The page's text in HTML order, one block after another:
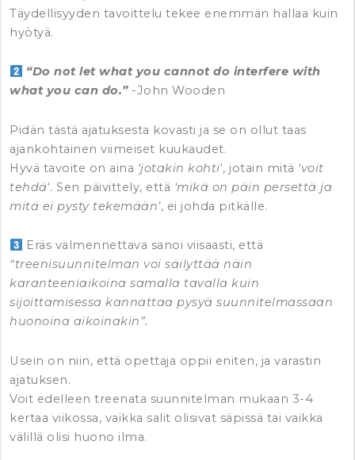
Täydellisyyden tavoittelu tekee enemmän hallaa kuin
hyötyä.
“Do not let what you cannot do interfere with
what you can do.”-John Wooden
Pidän tästä ajatuksesta kovasti ja se on ollut taas
ajankohtainen viimeiset kuukaudet.
Hyvä tavoite on aina ‘jotakin kohti‘, jotain mitä ‘voit
tehdä‘. Sen päivittely, että ‘mikä on päin persettä ja
mitä ei pysty tekemään’, ei johda pitkälle.
Eräs valmennettava sanoi viisaasti, että
“treenisuunnitelman voi säilyttää näin
karanteeniaikoina samalla tavalla kuin
sijoittamisessa kannattaa pysyä suunnitelmassaan
huonoina aikoinakin”.
Usein on niin, että opettaja oppii eniten, ja varastin
ajatuksen.
Voit edelleen treenata suunnitelman mukaan 3-4
kertaa viikossa, vaikka salit olisivat säpissä tai vaikka
välillä olisi huono ilma.